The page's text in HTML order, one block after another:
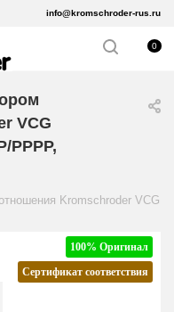
info@kromschroder-rus.ru
0
VCG
PPPP,
Kromschroder VCG
100% Оригинал
Сертификат соответствия